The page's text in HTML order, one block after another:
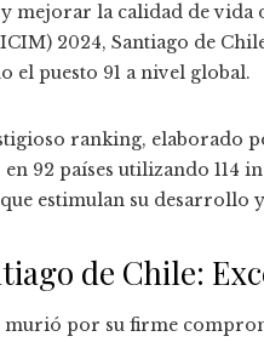
mejorar la calidad de vida
2024, Santiago de
el puesto 91 a nivel global.
ranking, elaborado
en 92 países utilizando 114
estimulan su desarrollo
de Chile:
murió por su firme